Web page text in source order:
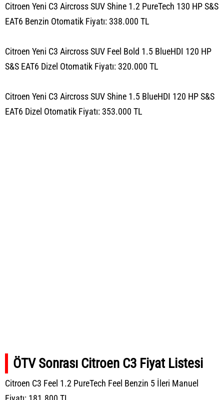
Citroen Yeni C3 Aircross SUV Shine 1.2 PureTech 130 HP S&S
EAT6 Benzin Otomatik Fiyatı: 338.000 TL
Citroen Yeni C3 Aircross SUV Feel Bold 1.5 BlueHDI 120 HP
S&S EAT6 Dizel Otomatik Fiyatı: 320.000 TL
Citroen Yeni C3 Aircross SUV Shine 1.5 BlueHDI 120 HP S&S
EAT6 Dizel Otomatik Fiyatı: 353.000 TL
ÖTV Sonrası Citroen C3 Fiyat Listesi
Citroen C3 Feel 1.2 PureTech Feel Benzin 5 İleri Manuel